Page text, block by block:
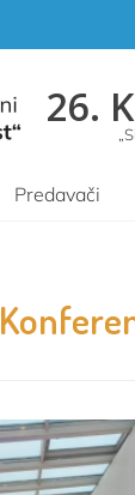
26.
Predavači